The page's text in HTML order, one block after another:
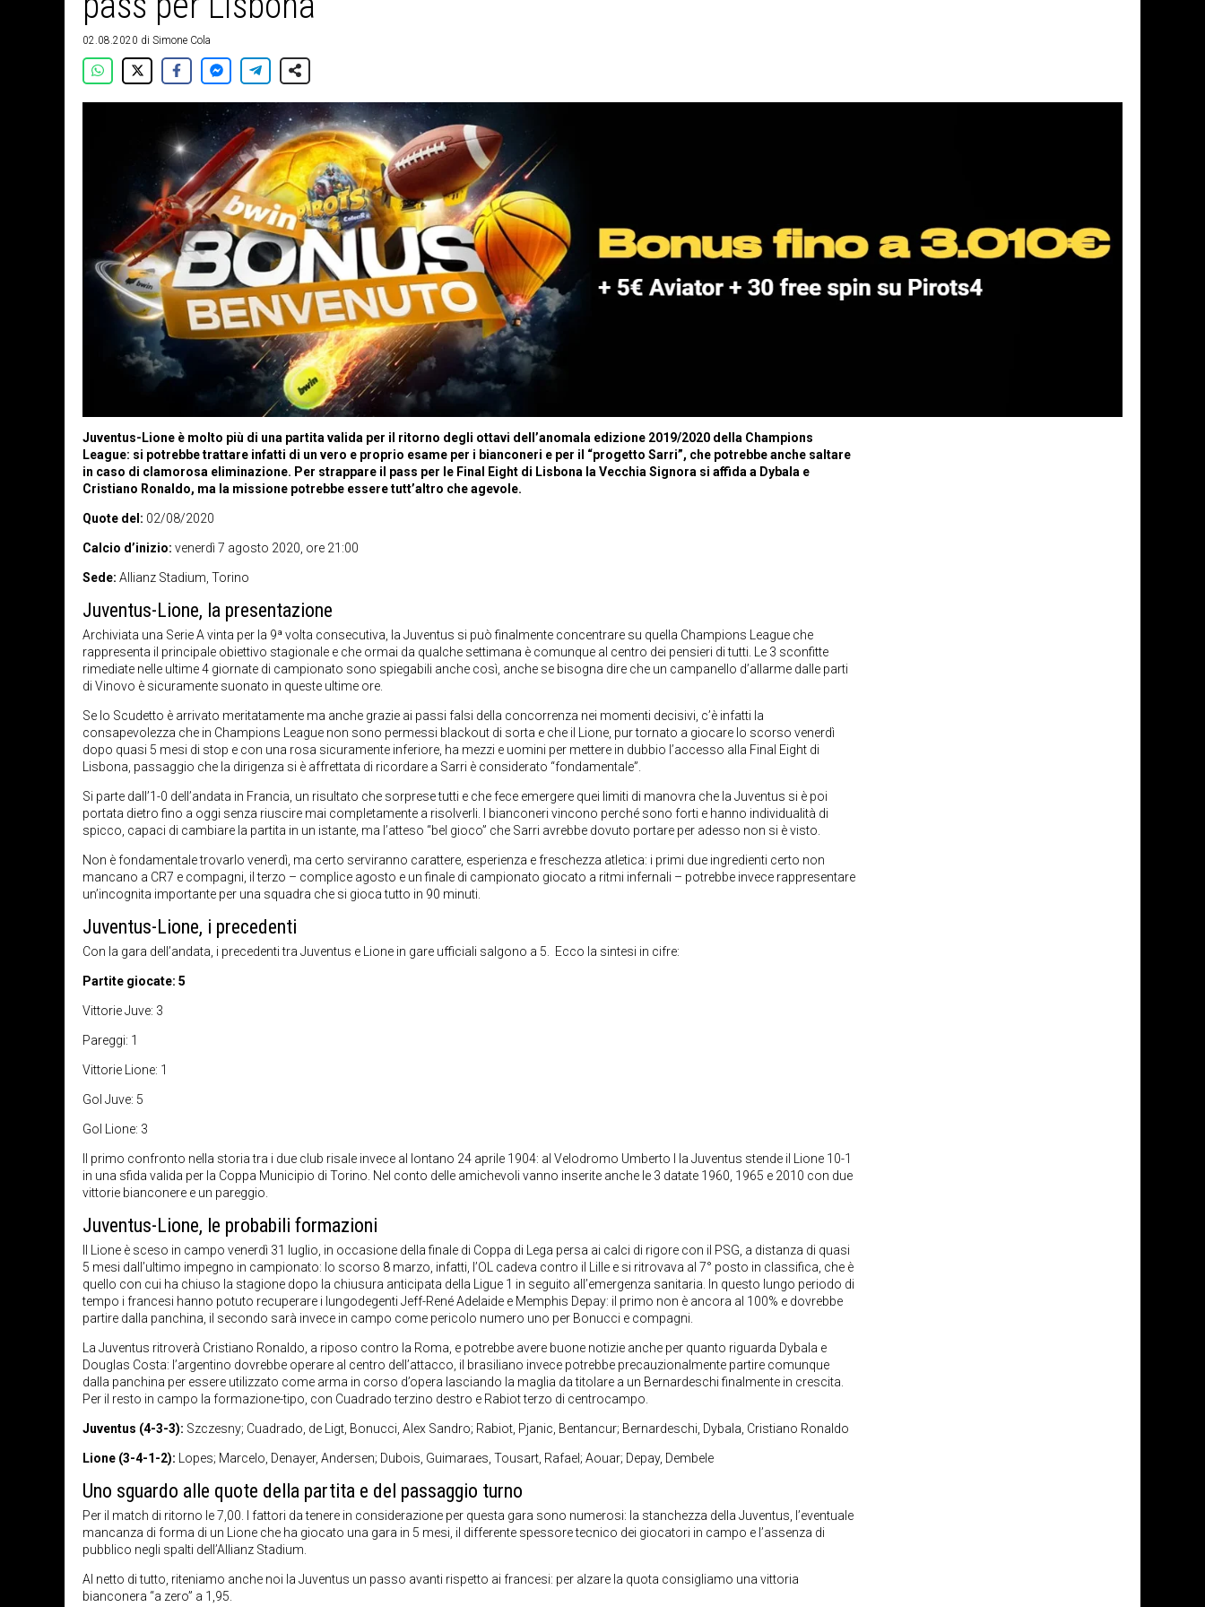
02.08.2020 di Simone Cola
Juventus-Lione è molto più di una partita valida per il ritorno degli ottavi dell’anomala edizione 2019/2020 della Champions
League: si potrebbe trattare infatti di un vero e proprio esame per i bianconeri e per il “progetto Sarri”, che potrebbe anche saltare
in caso di clamorosa eliminazione. Per strappare il pass per le Final Eight di Lisbona la Vecchia Signora si affida a Dybala e
Cristiano Ronaldo, ma la missione potrebbe essere tutt’altro che agevole.
Quote del: 02/08/2020
Calcio d’inizio: venerdì 7 agosto 2020, ore 21:00
Sede: Allianz Stadium, Torino
Juventus-Lione, la presentazione
Archiviata una Serie A vinta per la 9ª volta consecutiva, la Juventus si può finalmente concentrare su quella Champions League che
rappresenta il principale obiettivo stagionale e che ormai da qualche settimana è comunque al centro dei pensieri di tutti. Le 3 sconfitte
rimediate nelle ultime 4 giornate di campionato sono spiegabili anche così, anche se bisogna dire che un campanello d’allarme dalle parti
di Vinovo è sicuramente suonato in queste ultime ore.
Se lo Scudetto è arrivato meritatamente ma anche grazie ai passi falsi della concorrenza nei momenti decisivi, c’è infatti la
consapevolezza che in Champions League non sono permessi blackout di sorta e che il Lione, pur tornato a giocare lo scorso venerdì
dopo quasi 5 mesi di stop e con una rosa sicuramente inferiore, ha mezzi e uomini per mettere in dubbio l’accesso alla Final Eight di
Lisbona, passaggio che la dirigenza si è affrettata di ricordare a Sarri è considerato “fondamentale”.
Si parte dall’1-0 dell’andata in Francia, un risultato che sorprese tutti e che fece emergere quei limiti di manovra che la Juventus si è poi
portata dietro fino a oggi senza riuscire mai completamente a risolverli. I bianconeri vincono perché sono forti e hanno individualità di
spicco, capaci di cambiare la partita in un istante, ma l’atteso “bel gioco” che Sarri avrebbe dovuto portare per adesso non si è visto.
Non è fondamentale trovarlo venerdì, ma certo serviranno carattere, esperienza e freschezza atletica: i primi due ingredienti certo non
mancano a CR7 e compagni, il terzo – complice agosto e un finale di campionato giocato a ritmi infernali – potrebbe invece rappresentare
un’incognita importante per una squadra che si gioca tutto in 90 minuti.
Juventus-Lione, i precedenti
Con la gara dell’andata, i precedenti tra Juventus e Lione in gare ufficiali salgono a 5. Ecco la sintesi in cifre:
Partite giocate: 5
Vittorie Juve: 3
Pareggi: 1
Vittorie Lione: 1
Gol Juve: 5
Gol Lione: 3
Il primo confronto nella storia tra i due club risale invece al lontano 24 aprile 1904: al Velodromo Umberto I la Juventus stende il Lione 10-1
in una sfida valida per la Coppa Municipio di Torino. Nel conto delle amichevoli vanno inserite anche le 3 datate 1960, 1965 e 2010 con due
vittorie bianconere e un pareggio.
Juventus-Lione, le probabili formazioni
Il Lione è sceso in campo venerdì 31 luglio, in occasione della finale di Coppa di Lega persa ai calci di rigore con il PSG, a distanza di quasi
5 mesi dall’ultimo impegno in campionato: lo scorso 8 marzo, infatti, l’OL cadeva contro il Lille e si ritrovava al 7° posto in classifica, che è
quello con cui ha chiuso la stagione dopo la chiusura anticipata della Ligue 1 in seguito all’emergenza sanitaria. In questo lungo periodo di
tempo i francesi hanno potuto recuperare i lungodegenti Jeff-René Adelaide e Memphis Depay: il primo non è ancora al 100% e dovrebbe
partire dalla panchina, il secondo sarà invece in campo come pericolo numero uno per Bonucci e compagni.
La Juventus ritroverà Cristiano Ronaldo, a riposo contro la Roma, e potrebbe avere buone notizie anche per quanto riguarda Dybala e
Douglas Costa: l’argentino dovrebbe operare al centro dell’attacco, il brasiliano invece potrebbe precauzionalmente partire comunque
dalla panchina per essere utilizzato come arma in corso d’opera lasciando la maglia da titolare a un Bernardeschi finalmente in crescita.
Per il resto in campo la formazione-tipo, con Cuadrado terzino destro e Rabiot terzo di centrocampo.
Juventus (4-3-3): Szczesny; Cuadrado, de Ligt, Bonucci, Alex Sandro; Rabiot, Pjanic, Bentancur; Bernardeschi, Dybala, Cristiano Ronaldo
Lione (3-4-1-2): Lopes; Marcelo, Denayer, Andersen; Dubois, Guimaraes, Tousart, Rafael; Aouar; Depay, Dembele
Uno sguardo alle quote della partita e del passaggio turno
Per il match di ritorno le 7,00. I fattori da tenere in considerazione per questa gara sono numerosi: la stanchezza della Juventus, l’eventuale
mancanza di forma di un Lione che ha giocato una gara in 5 mesi, il differente spessore tecnico dei giocatori in campo e l’assenza di
pubblico negli spalti dell’Allianz Stadium.
Al netto di tutto, riteniamo anche noi la Juventus un passo avanti rispetto ai francesi: per alzare la quota consigliamo una vittoria
bianconera “a zero” a 1,95.